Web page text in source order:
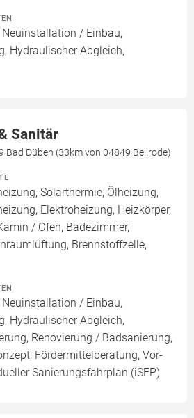
Neuinstallation / Einbau,
Hydraulischer Abgleich,
Sanitär
Bad Düben (33km von 04849 Beilrode)
Solarthermie, Ölheizung,
Elektroheizung, Heizkörper,
/ Ofen, Badezimmer,
Brennstoffzelle,
Neuinstallation / Einbau,
Hydraulischer Abgleich,
Renovierung / Badsanierung,
Fördermittelberatung, Vor-
Sanierungsfahrplan (iSFP)